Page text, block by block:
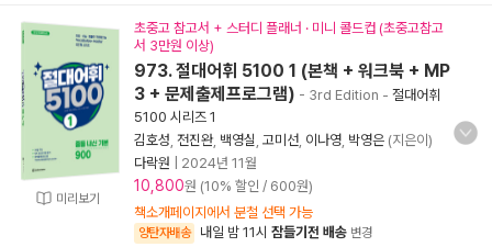
미리보기
초중고 참고서 + 스터디 플래너 · 미니 콜드컵 (초중고참고
서 3만원 이상)
973. 절대어휘 5100 1 (본책 + 워크북 + MP
3 + 문제출제프로그램) - 3rd Edition - 절대어휘
5100 시리즈 1
김호성 전진완, 백영실 고미선 이나영 박영은 (지은이)
다락원
2024년 11월
10,800원 (10% 할인 / 600원)
책소개페이지에서 분철 선택 가능
양탄자배송 내일 밤 11시 잠들기전 배송 변경